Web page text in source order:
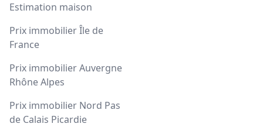
Estimation maison
Prix immobilier Île de
France
Prix immobilier Auvergne
Rhône Alpes
Prix immobilier Nord Pas
de Calais Picardie